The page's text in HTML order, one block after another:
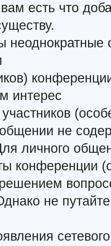
есть что
неоднократные
интерес
не
личного
конференции
не